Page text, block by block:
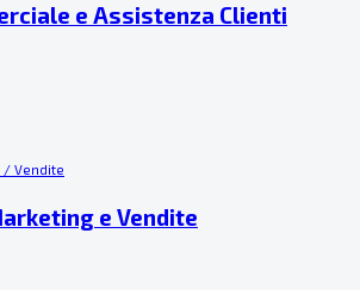
e Assistenza Clienti
/ Vendite
e Vendite